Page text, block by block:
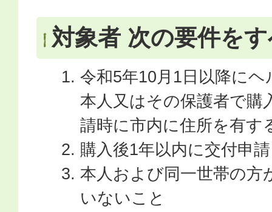
対象者 次の要件を
令和5年10月1日以降に
本人又はその保護者で購
請時に市内に住所を有す
購入後1年以内に交付申
本人および同一世帯の方
いないこと